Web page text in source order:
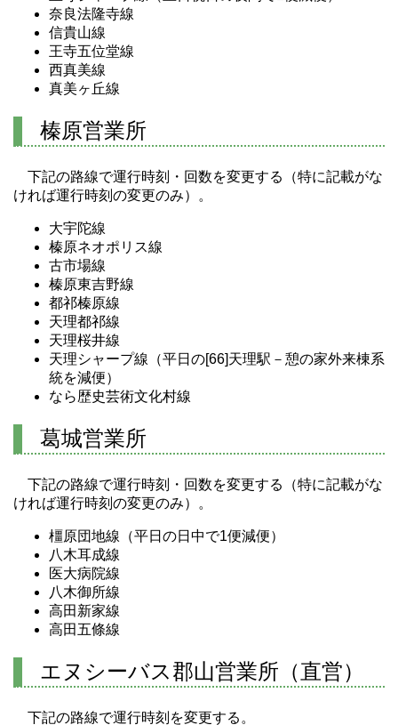
奈良法隆寺線
信貴山線
王寺五位堂線
西真美線
真美ヶ丘線
榛原営業所
下記の路線で運行時刻・回数を変更する（特に記載がな
ければ運行時刻の変更のみ）。
大宇陀線
榛原ネオポリス線
古市場線
榛原東吉野線
都祁榛原線
天理都祁線
天理桜井線
天理シャープ線（平日の[66]天理駅－憩の家外来棟系
統を減便）
なら歴史芸術文化村線
葛城営業所
下記の路線で運行時刻・回数を変更する（特に記載がな
ければ運行時刻の変更のみ）。
橿原団地線（平日の日中で1便減便）
八木耳成線
医大病院線
八木御所線
高田新家線
高田五條線
エヌシーバス郡山営業所（直営）
下記の路線で運行時刻を変更する。